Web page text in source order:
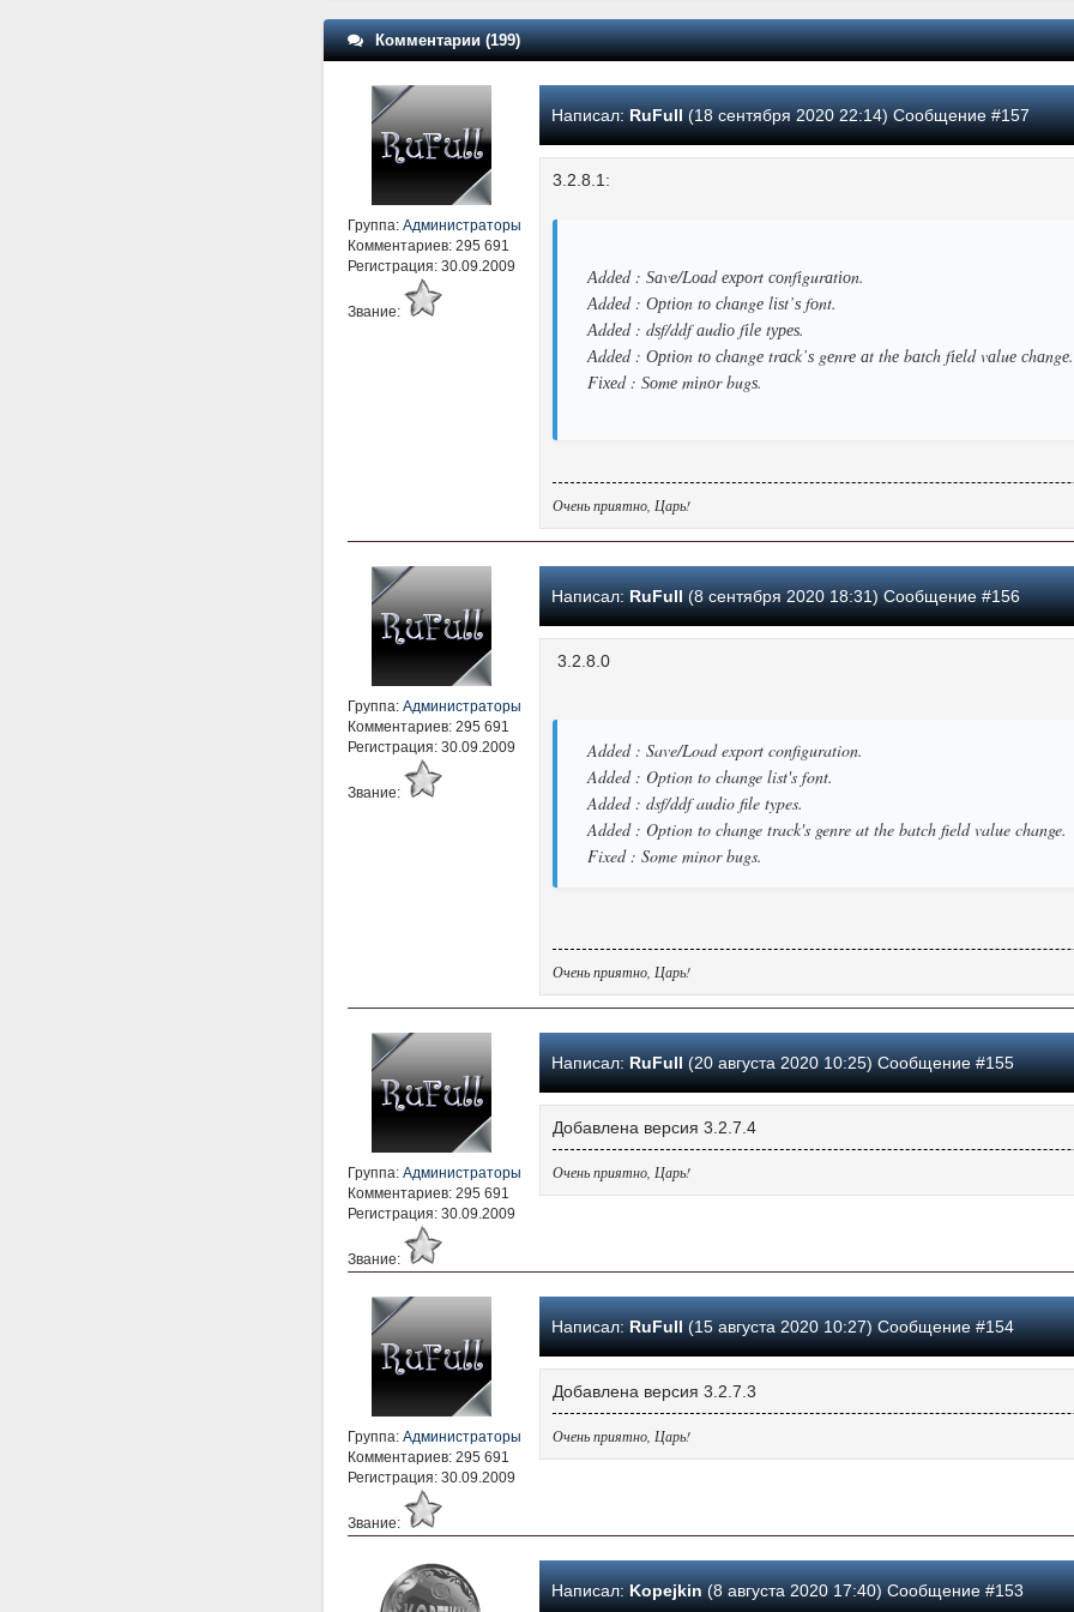
Комментарии (199)
Группа: Администраторы
Комментариев: 295 691
Регистрация: 30.09.2009
Звание:
Написал: RuFull(18 сентября 2020 22:14) Сообщение #157
3.2.8.1:
Аddеd : Ѕаvе/Lоаd ехроrt соnfіgurаtіоn.
Аddеd : Орtіоn tо сhаngе lіѕt’ѕ fоnt.
Аddеd : dѕf/ddf аudіо fіlе tуреѕ.
Аddеd : Орtіоn tо сhаngе trасk’ѕ gеnrе аt thе bаtсh fіеld vаluе сhаngе.
Fіхеd : Ѕоmе mіnоr bugѕ.
Очень приятно, Царь!
Группа: Администраторы
Комментариев: 295 691
Регистрация: 30.09.2009
Звание:
Написал: RuFull(8 сентября 2020 18:31) Сообщение #156
3.2.8.0
Added : Save/Load export configuration.
Added : Option to change list's font.
Added : dsf/ddf audio file types.
Added : Option to change track's genre at the batch field value change.
Fixed : Some minor bugs.
Очень приятно, Царь!
Группа: Администраторы
Комментариев: 295 691
Регистрация: 30.09.2009
Звание:
Написал: RuFull(20 августа 2020 10:25) Сообщение #155
Добавлена версия 3.2.7.4
Очень приятно, Царь!
Группа: Администраторы
Комментариев: 295 691
Регистрация: 30.09.2009
Звание:
Написал: RuFull(15 августа 2020 10:27) Сообщение #154
Добавлена версия 3.2.7.3
Очень приятно, Царь!
Написал: Kopejkin(8 августа 2020 17:40) Сообщение #153